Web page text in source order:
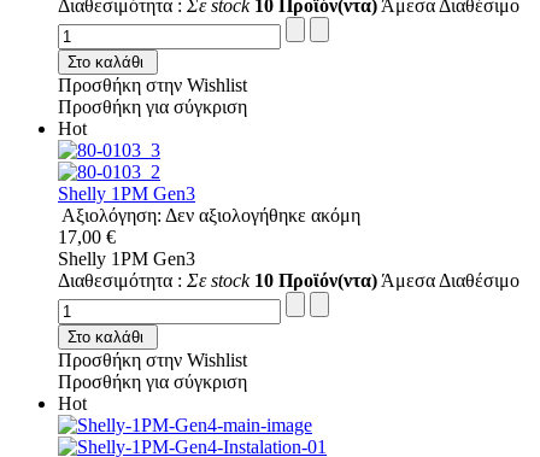
Διαθεσιμότητα : Σε stock 10 Προϊόν(ντα) Άμεσα Διαθέσιμο
Στο καλάθι
Προσθήκη στην Wishlist
Προσθήκη για σύγκριση
Hot
Shelly 1PM Gen3
Αξιολόγηση: Δεν αξιολογήθηκε ακόμη
17,00 €
Shelly 1PM Gen3
Διαθεσιμότητα : Σε stock 10 Προϊόν(ντα) Άμεσα Διαθέσιμο
Στο καλάθι
Προσθήκη στην Wishlist
Προσθήκη για σύγκριση
Hot